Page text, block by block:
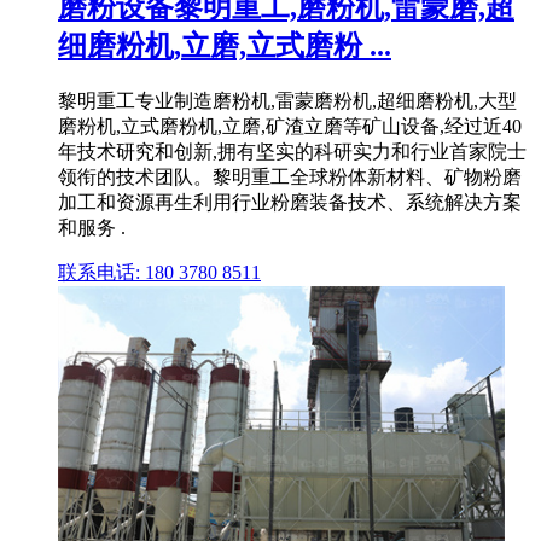
磨粉设备黎明重工,磨粉机,雷蒙磨,超
细磨粉机,立磨,立式磨粉 ...
黎明重工专业制造磨粉机,雷蒙磨粉机,超细磨粉机,大型
磨粉机,立式磨粉机,立磨,矿渣立磨等矿山设备,经过近40
年技术研究和创新,拥有坚实的科研实力和行业首家院士
领衔的技术团队。黎明重工全球粉体新材料、矿物粉磨
加工和资源再生利用行业粉磨装备技术、系统解决方案
和服务 .
联系电话: 180 3780 8511